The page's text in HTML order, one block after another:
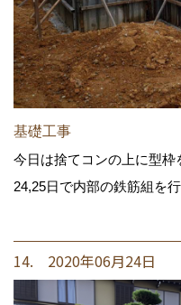
基礎工事
今日は捨てコンの上に型枠
24,25日で内部の鉄筋組を
14. 2020年06月24日